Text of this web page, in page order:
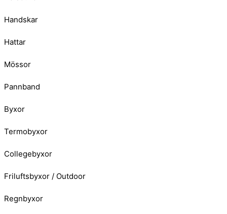
Handskar
Hattar
Mössor
Pannband
Byxor
Termobyxor
Collegebyxor
Friluftsbyxor / Outdoor
Regnbyxor